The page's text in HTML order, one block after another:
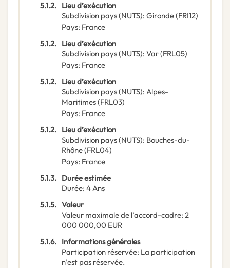
5.1.2. Lieu d’exécution
Subdivision pays (NUTS): Gironde(FRI12)
Pays: France
5.1.2. Lieu d’exécution
Subdivision pays (NUTS): Var(FRL05)
Pays: France
5.1.2. Lieu d’exécution
Subdivision pays (NUTS): Alpes-
Maritimes(FRL03)
Pays: France
5.1.2. Lieu d’exécution
Subdivision pays (NUTS): Bouches-du-
Rhône(FRL04)
Pays: France
5.1.3. Durée estimée
Durée: 4Ans
5.1.5. Valeur
Valeur maximale de l’accord-cadre: 2
000 000,00 EUR
5.1.6. Informations générales
Participation réservée: La participation
n’est pas réservée.